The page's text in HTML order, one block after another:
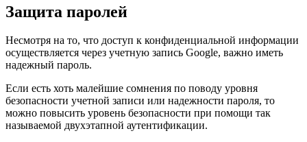
Защита паролей
Несмотря на то, что доступ к конфиденциальной информации
осуществляется через учетную запись Google, важно иметь
надежный пароль.
Если есть хоть малейшие сомнения по поводу уровня
безопасности учетной записи или надежности пароля, то
можно повысить уровень безопасности при помощи так
называемой двухэтапной аутентификации.